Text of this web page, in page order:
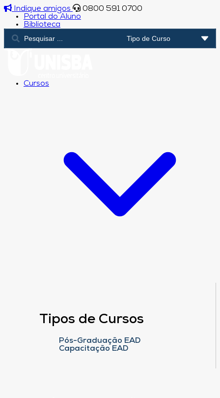
Indique amigos
0800 591 0700
Portal do Aluno
Biblioteca
Cursos
Tipos de Cursos
Pós-Graduação EAD
Capacitação EAD